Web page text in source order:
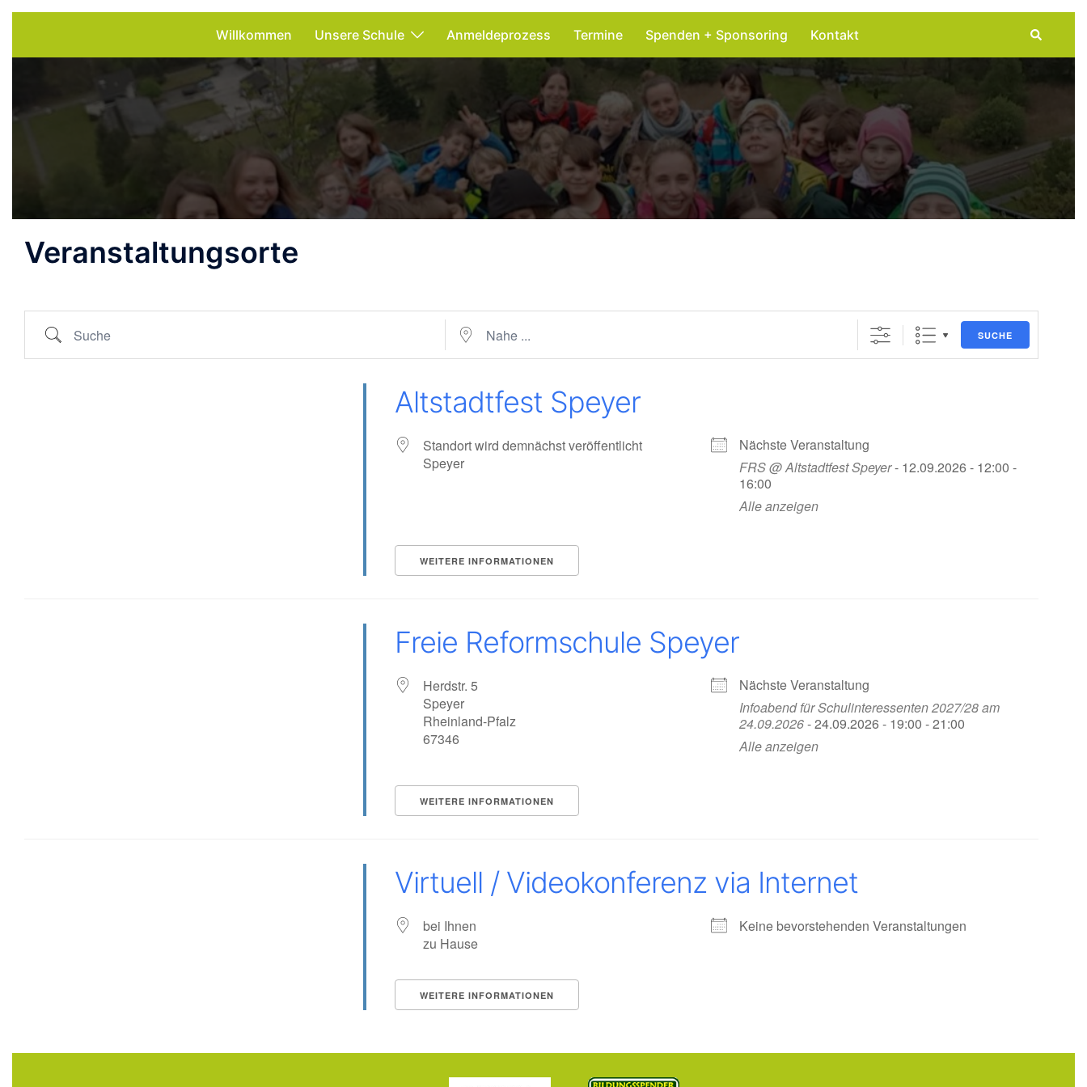
Willkommen Unsere Schule Anmeldeprozess Termine Spenden + Sponsoring Kontakt Suche
Veranstaltungsorte
Suche Nahe ... SUCHE
Altstadtfest Speyer
Standort wird demnächst veröffentlicht
Speyer
Nächste Veranstaltung
FRS @ Altstadtfest Speyer- 12.09.2026 - 12:00 -
16:00
Alle anzeigen
WEITERE INFORMATIONEN
Freie Reformschule Speyer
Herdstr. 5
Speyer
Rheinland-Pfalz
67346
Nächste Veranstaltung
Infoabend für Schulinteressenten 2027/28 am
24.09.2026- 24.09.2026 - 19:00 - 21:00
Alle anzeigen
WEITERE INFORMATIONEN
Virtuell / Videokonferenz via Internet
bei Ihnen
zu Hause
Keine bevorstehenden Veranstaltungen
WEITERE INFORMATIONEN